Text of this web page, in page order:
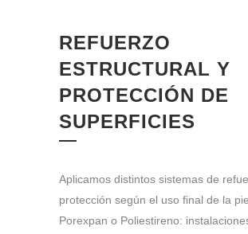
REFUERZO
ESTRUCTURAL Y
PROTECCIÓN DE
SUPERFICIES
Aplicamos distintos sistemas de
protección según el uso final de la
Porexpan o Poliestireno: